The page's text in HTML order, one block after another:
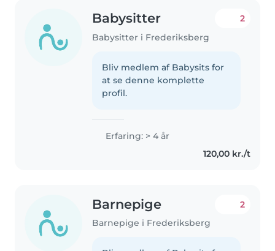
Babysitter
Babysitter i Frederiksberg
2
Bliv medlem af Babysits for
at se denne komplette
profil.
Erfaring: > 4 år
120,00 kr./t
Barnepige
Barnepige i Frederiksberg
2